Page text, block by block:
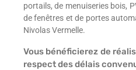
portails, de menuiseries bois,
de fenêtres et de portes
Nivolas Vermelle.
Vous bénéficierez de
respect des délais